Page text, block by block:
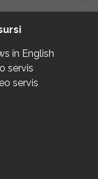
in English
servis
servis